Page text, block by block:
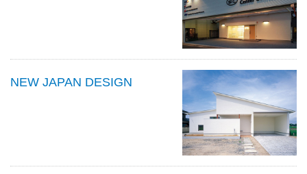
NEW JAPAN DESIGN